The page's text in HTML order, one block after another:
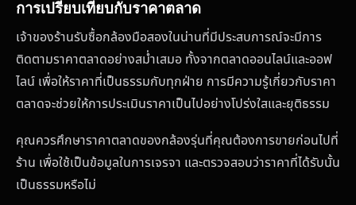
การเปรียบเทียบกับราคาตลาด
เจ้าของร้านรับซื้อกล้องมือสองในน่านที่มีประสบการณ์จะมีการ
ติดตามราคาตลาดอย่างสม่ำเสมอ ทั้งจากตลาดออนไลน์และออฟ
ไลน์ เพื่อให้ราคาที่เป็นธรรมกับทุกฝ่าย การมีความรู้เกี่ยวกับราคา
ตลาดจะช่วยให้การประเมินราคาเป็นไปอย่างโปร่งใสและยุติธรรม
คุณควรศึกษาราคาตลาดของกล้องรุ่นที่คุณต้องการขายก่อนไปที่
ร้าน เพื่อใช้เป็นข้อมูลในการเจรจา และตรวจสอบว่าราคาที่ได้รับนั้น
เป็นธรรมหรือไม่